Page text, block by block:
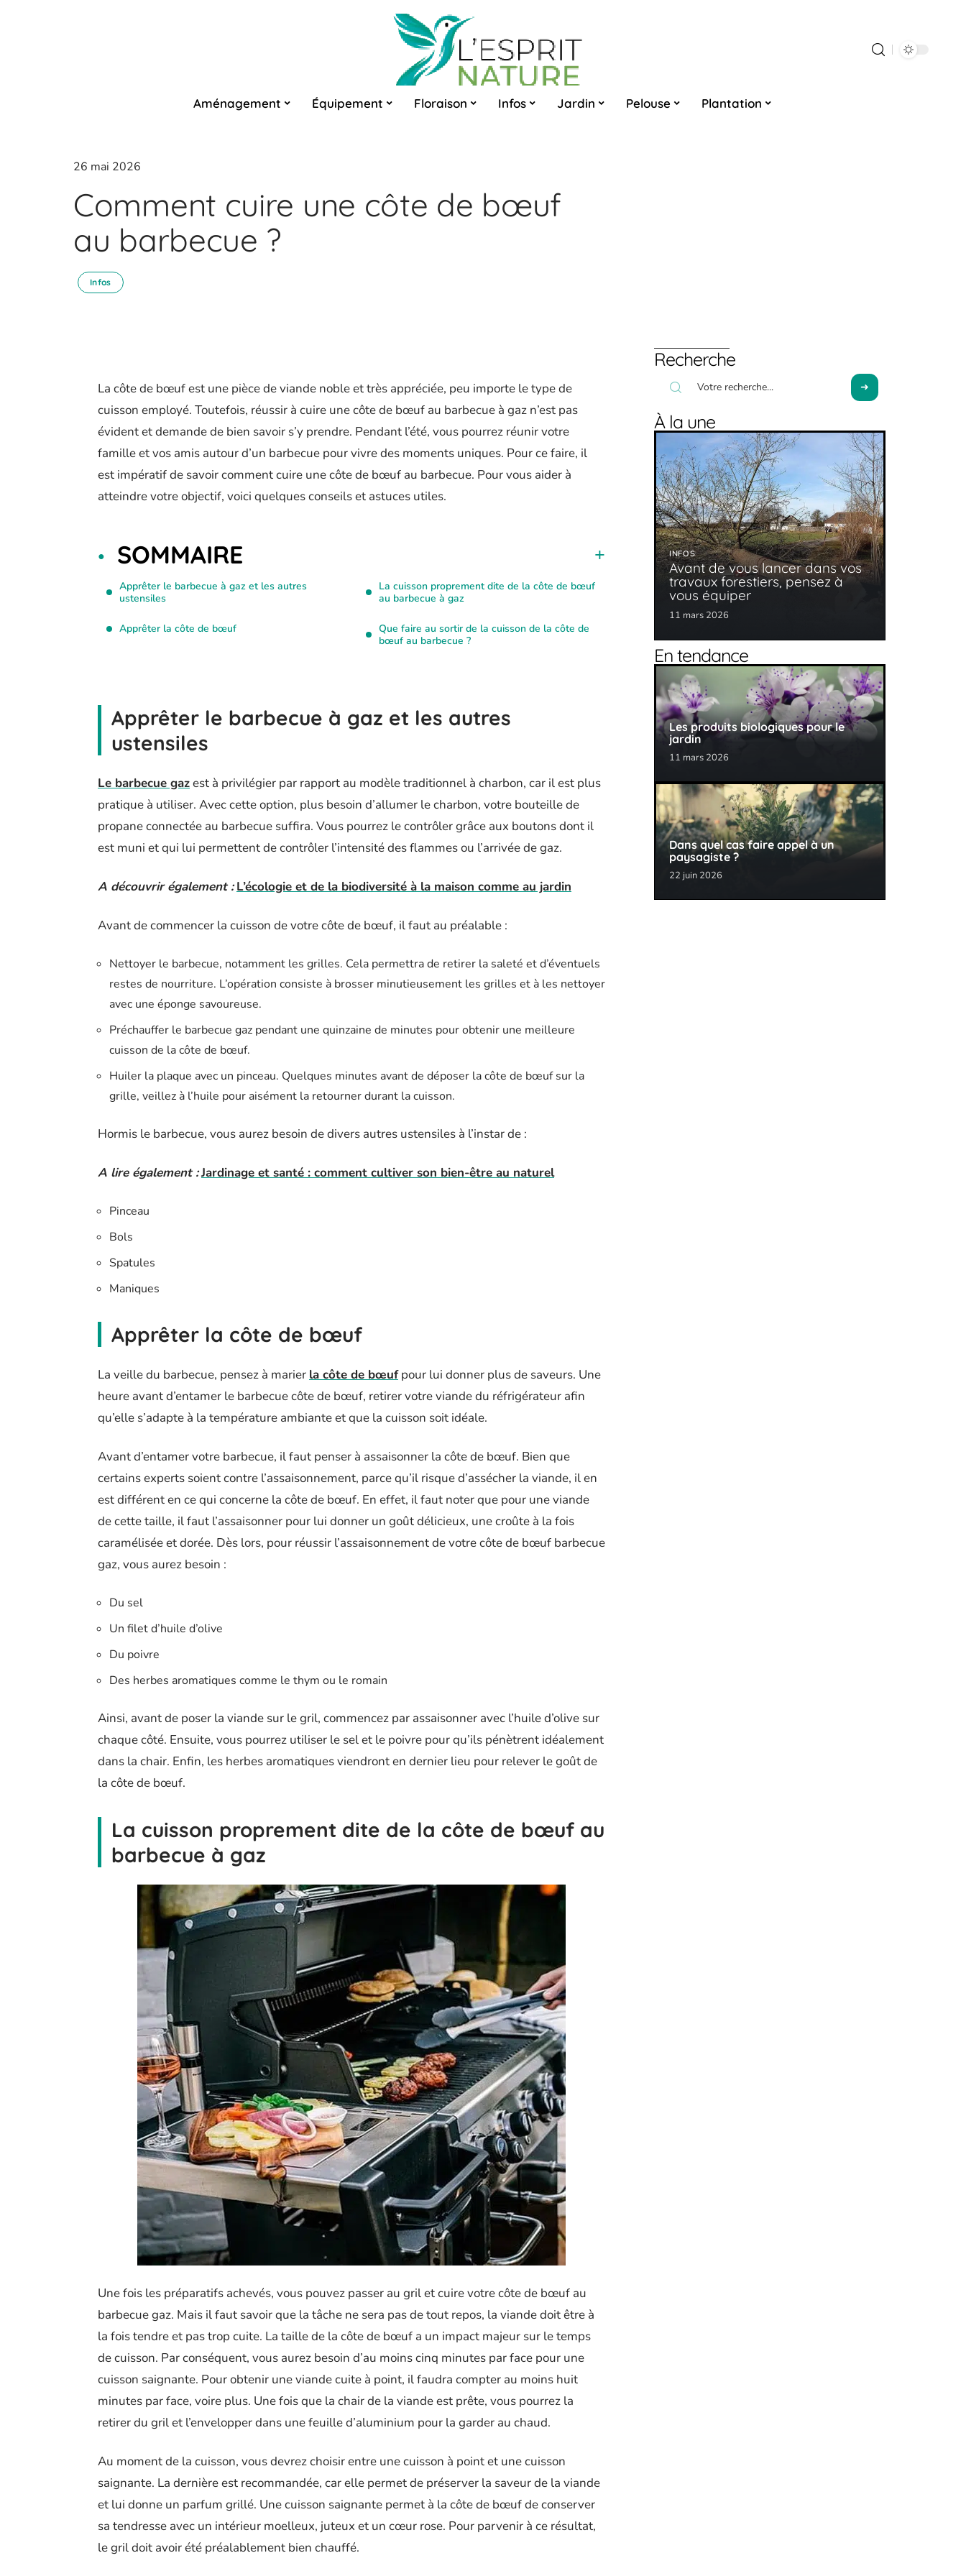
Aménagement Équipement Floraison Infos Jardin Pelouse Plantation
26 mai 2026
Comment cuire une côte de bœuf
au barbecue ?
Infos
La côte de bœuf est une pièce de viande noble et très appréciée, peu importe le type de
cuisson employé. Toutefois, réussir à cuire une côte de bœuf au barbecue à gaz n’est pas
évident et demande de bien savoir s’y prendre. Pendant l’été, vous pourrez réunir votre
famille et vos amis autour d’un barbecue pour vivre des moments uniques. Pour ce faire, il
est impératif de savoir comment cuire une côte de bœuf au barbecue. Pour vous aider à
atteindre votre objectif, voici quelques conseils et astuces utiles.
SOMMAIRE
Apprêter le barbecue à gaz et les autres
ustensiles
Apprêter la côte de bœuf
La cuisson proprement dite de la côte de bœuf
au barbecue à gaz
Que faire au sortir de la cuisson de la côte de
bœuf au barbecue ?
Apprêter le barbecue à gaz et les autres
ustensiles
Le barbecue gazest à privilégier par rapport au modèle traditionnel à charbon, car il est plus
pratique à utiliser. Avec cette option, plus besoin d’allumer le charbon, votre bouteille de
propane connectée au barbecue suffira. Vous pourrez le contrôler grâce aux boutons dont il
est muni et qui lui permettent de contrôler l’intensité des flammes ou l’arrivée de gaz.
A découvrir également : L’écologie et de la biodiversité à la maison comme au jardin
Avant de commencer la cuisson de votre côte de bœuf, il faut au préalable :
Nettoyer le barbecue, notamment les grilles. Cela permettra de retirer la saleté et d’éventuels
restes de nourriture. L’opération consiste à brosser minutieusement les grilles et à les nettoyer
avec une éponge savoureuse.
Préchauffer le barbecue gaz pendant une quinzaine de minutes pour obtenir une meilleure
cuisson de la côte de bœuf.
Huiler la plaque avec un pinceau. Quelques minutes avant de déposer la côte de bœuf sur la
grille, veillez à l’huile pour aisément la retourner durant la cuisson.
Hormis le barbecue, vous aurez besoin de divers autres ustensiles à l’instar de :
A lire également :Jardinage et santé : comment cultiver son bien-être au naturel
Pinceau
Bols
Spatules
Maniques
Apprêter la côte de bœuf
La veille du barbecue, pensez à marier la côte de bœufpour lui donner plus de saveurs. Une
heure avant d’entamer le barbecue côte de bœuf, retirer votre viande du réfrigérateur afin
qu’elle s’adapte à la température ambiante et que la cuisson soit idéale.
Avant d’entamer votre barbecue, il faut penser à assaisonner la côte de bœuf. Bien que
certains experts soient contre l’assaisonnement, parce qu’il risque d’assécher la viande, il en
est différent en ce qui concerne la côte de bœuf. En effet, il faut noter que pour une viande
de cette taille, il faut l’assaisonner pour lui donner un goût délicieux, une croûte à la fois
caramélisée et dorée. Dès lors, pour réussir l’assaisonnement de votre côte de bœuf barbecue
gaz, vous aurez besoin :
Du sel
Un filet d’huile d’olive
Du poivre
Des herbes aromatiques comme le thym ou le romain
Ainsi, avant de poser la viande sur le gril, commencez par assaisonner avec l’huile d’olive sur
chaque côté. Ensuite, vous pourrez utiliser le sel et le poivre pour qu’ils pénètrent idéalement
dans la chair. Enfin, les herbes aromatiques viendront en dernier lieu pour relever le goût de
la côte de bœuf.
La cuisson proprement dite de la côte de bœuf au
barbecue à gaz
Une fois les préparatifs achevés, vous pouvez passer au gril et cuire votre côte de bœuf au
barbecue gaz. Mais il faut savoir que la tâche ne sera pas de tout repos, la viande doit être à
la fois tendre et pas trop cuite. La taille de la côte de bœuf a un impact majeur sur le temps
de cuisson. Par conséquent, vous aurez besoin d’au moins cinq minutes par face pour une
cuisson saignante. Pour obtenir une viande cuite à point, il faudra compter au moins huit
minutes par face, voire plus. Une fois que la chair de la viande est prête, vous pourrez la
retirer du gril et l’envelopper dans une feuille d’aluminium pour la garder au chaud.
Au moment de la cuisson, vous devrez choisir entre une cuisson à point et une cuisson
saignante. La dernière est recommandée, car elle permet de préserver la saveur de la viande
et lui donne un parfum grillé. Une cuisson saignante permet à la côte de bœuf de conserver
sa tendresse avec un intérieur moelleux, juteux et un cœur rose. Pour parvenir à ce résultat,
le gril doit avoir été préalablement bien chauffé.
Recherche
À la une
INFOS
Avant de vous lancer dans vos
travaux forestiers, pensez à
vous équiper
11 mars 2026
En tendance
Les produits biologiques pour le
jardin
11 mars 2026
Dans quel cas faire appel à un
paysagiste ?
22 juin 2026